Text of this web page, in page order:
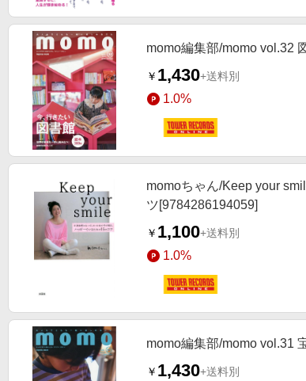
momo編集部/momo vol.32
￥ 1,430+送料別
1.0%
momoちゃん/Keep your
ツ[9784286194059]
￥ 1,100+送料別
1.0%
momo編集部/momo vol.31
￥ 1,430+送料別